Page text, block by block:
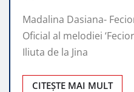
Madalina Dasiana-
Oficial al melodiei
Iliuta de la Jina
CITEȘTE MAI MULT